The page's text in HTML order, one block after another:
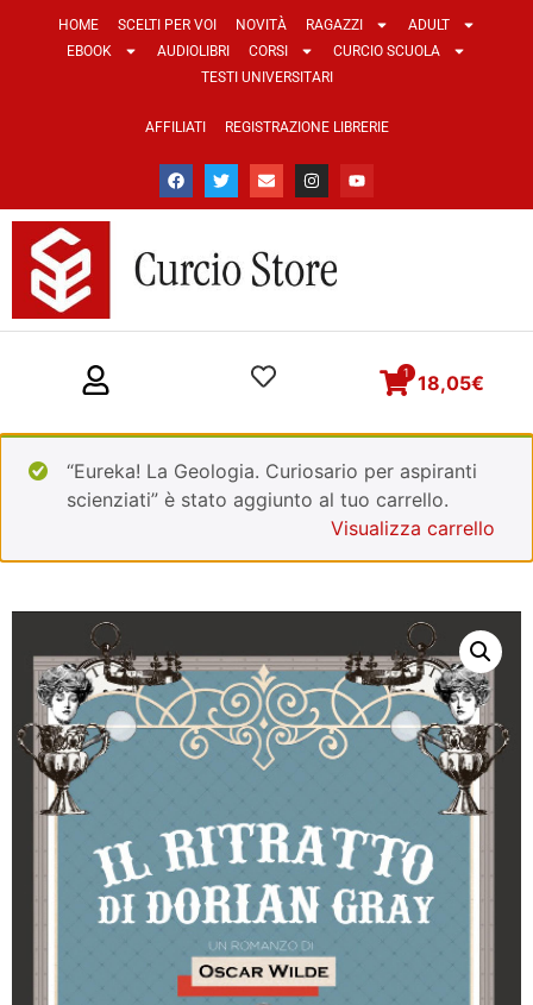
HOME SCELTI PER VOI NOVITÀ RAGAZZI
ADULT
EBOOK
AUDIOLIBRI CORSI
CURCIO SCUOLA
TESTI UNIVERSITARI
AFFILIATI REGISTRAZIONE LIBRERIE
18,05€
1
“Eureka! La Geologia. Curiosario per aspiranti
scienziati” è stato aggiunto al tuo carrello.
Visualizza carrello